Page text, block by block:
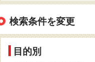
検索条件を変更
目的別